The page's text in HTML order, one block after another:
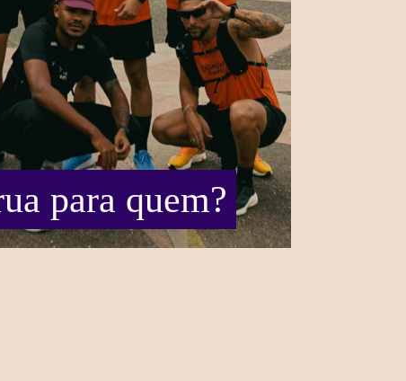
para quem?